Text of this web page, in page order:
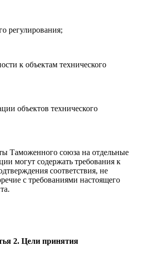
регулирования;
к объектам технического
объектов технического
Таможенного союза на отдельные
могут содержать требования к
соответствия, не
с требованиями настоящего
2. Цели принятия